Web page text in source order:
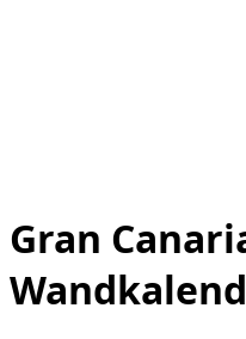
Gran